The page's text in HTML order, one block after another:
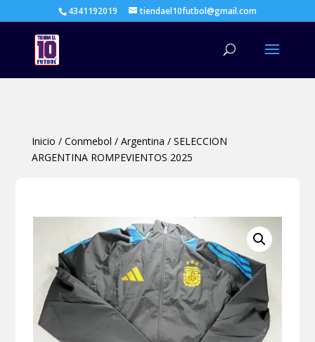
4341192019 tiendael10futbol@gmail.com
Inicio / Conmebol / Argentina / SELECCION
ARGENTINA ROMPEVIENTOS 2025